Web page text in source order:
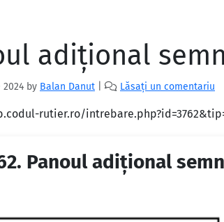
adiţional
by Balan Danut Lăsați un comentariu
rutier.ro/
Panoul adiţional